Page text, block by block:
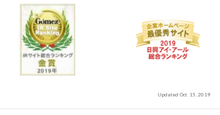
Updated Oct. 15, 2019